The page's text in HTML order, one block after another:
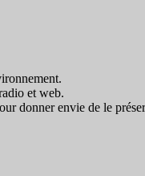
et web.
donner envie de le